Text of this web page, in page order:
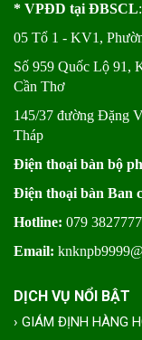
* VPĐD tại ĐBSCL:
05 Tổ 1 - KV1,
Số 959 Quốc Lộ 91,
Cần Thơ
145/37 đường Đặng
Tháp
Điện thoại bàn bộ
Điện thoại bàn Ban
Hotline: 079
Email:
DỊCH VỤ NỔI BẬT
› GIÁM ĐỊNH HÀNG